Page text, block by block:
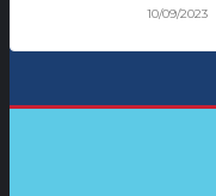
10/09/2023